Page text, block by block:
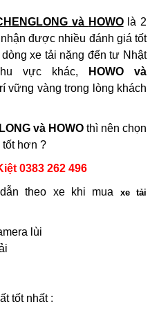
và HOWOlà 2
được nhiều đánh giá tốt
xe tải nặng đến tư Nhật
vực khác,
HOWO và
vững vàng trong lòng khách
và HOWOthì nên chọn
tốt hơn ?
0383 262 496
theo xe khi mua xe tải
lùi
tốt nhất :